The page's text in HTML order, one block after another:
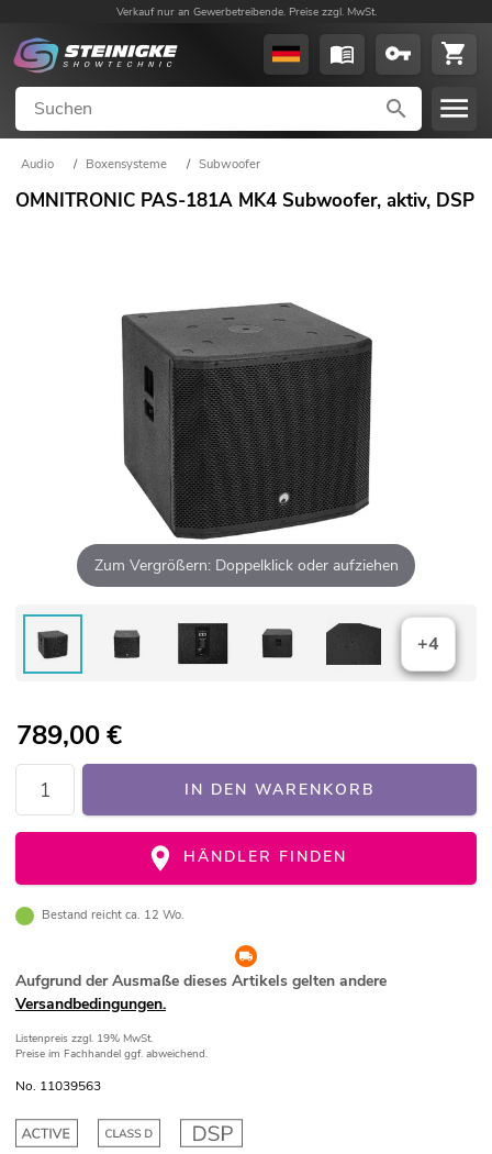
Verkauf nur an Gewerbetreibende. Preise zzgl. MwSt.
Audio / Boxensysteme / Subwoofer
OMNITRONIC PAS-181A MK4 Subwoofer, aktiv, DSP
Zum Vergrößern: Doppelklick oder aufziehen
+4
789,00€
IN DEN WARENKORB
HÄNDLER FINDEN
Bestand reicht ca. 12 Wo.
Aufgrund der Ausmaße dieses Artikels gelten andere
Versandbedingungen.
Listenpreis zzgl. 19% MwSt.
Preise im Fachhandel ggf. abweichend.
No. 11039563